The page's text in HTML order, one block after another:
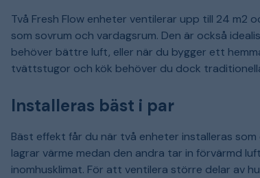
Två Fresh Flow enheter ventilerar upp till 24
som sovrum och vardagsrum. Den är också
behöver bättre luft, eller när du bygger ett
tvättstugor och kök behöver du dock
Installeras bäst i par
Bäst effekt får du när två enheter installeras
lagrar värme medan den andra tar in förvärmd
inomhusklimat. För att ventilera större delar av